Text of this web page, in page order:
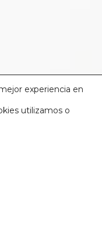
experiencia en
utilizamos o